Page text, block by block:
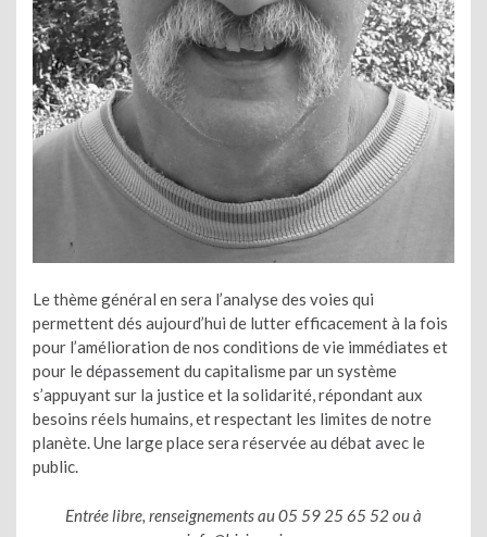
Le thème général en sera l’analyse des voies qui
permettent dés aujourd’hui de lutter efficacement à la fois
pour l’amélioration de nos conditions de vie immédiates et
pour le dépassement du capitalisme par un système
s’appuyant sur la justice et la solidarité, répondant aux
besoins réels humains, et respectant les limites de notre
planète. Une large place sera réservée au débat avec le
public.
Entrée libre, renseignements au 05 59 25 65 52 ou à